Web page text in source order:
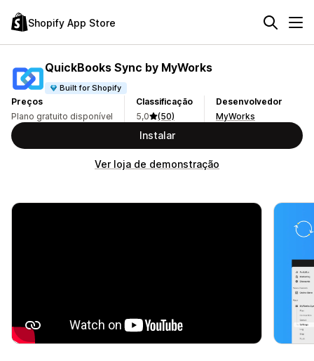
Shopify App Store
QuickBooks Sync by MyWorks
Built for Shopify
Preços
Plano gratuito disponível
Classificação
5,0
(50)
Desenvolvedor
MyWorks
Instalar
Ver loja de demonstração